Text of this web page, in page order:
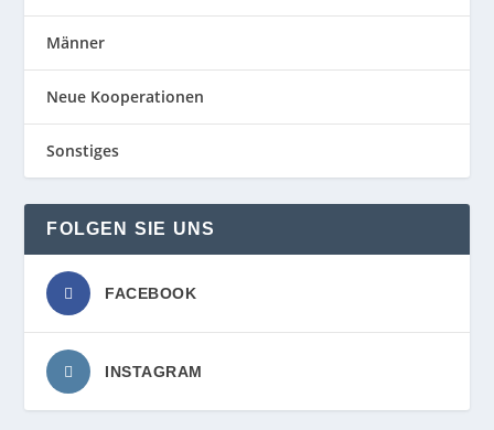
Männer
Neue Kooperationen
Sonstiges
FOLGEN SIE UNS
FACEBOOK
INSTAGRAM